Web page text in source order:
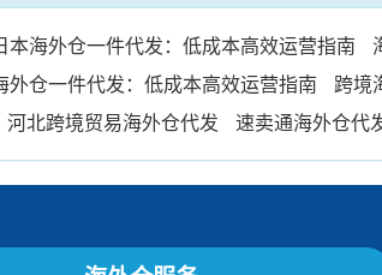
本海外仓一件代发：低成本高效运营指南
外仓一件代发：低成本高效运营指南
跨境
河北跨境贸易海外仓代发 速卖通海外仓代